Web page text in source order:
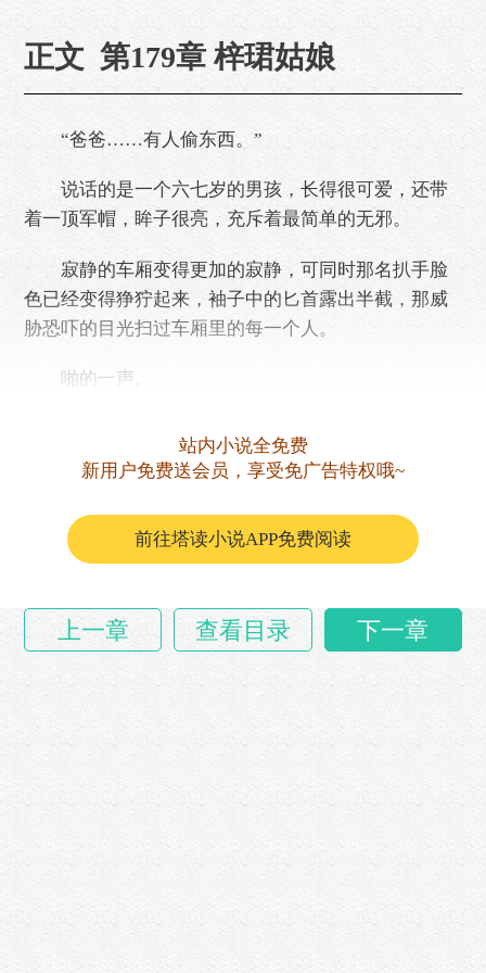
正文 第179章 梓珺姑娘
“爸爸……有人偷东西。”
说话的是一个六七岁的男孩，长得很可爱，还带
着一顶军帽，眸子很亮，充斥着最简单的无邪。
寂静的车厢变得更加的寂静，可同时那名扒手脸
色已经变得狰狞起来，袖子中的匕首露出半截，那威
胁恐吓的目光扫过车厢里的每一个人。
啪的一声。
斥道：“说什么呢，小孩子净瞎说，别乱……
站内小说全免费
新用户免费送会员，享受免广告特权哦~
前往塔读小说APP免费阅读
上一章 查看目录 下一章